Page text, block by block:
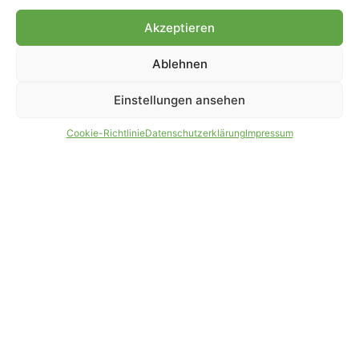
Akzeptieren
Ablehnen
Einstellungen ansehen
Cookie-RichtlinieDatenschutzerklärungImpressum
PARTNER WERDEN
AGB